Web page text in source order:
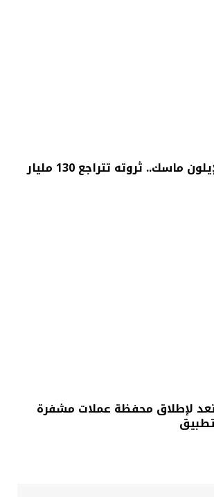
أسبوع عصيب لإيلون ماسك.. ثروته تتراجع 130 مليار
لإطلاق محفظة عملات مشفرة